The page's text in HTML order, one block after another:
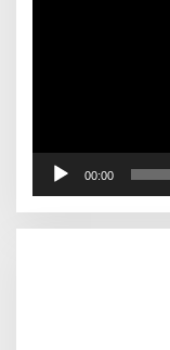
00:00